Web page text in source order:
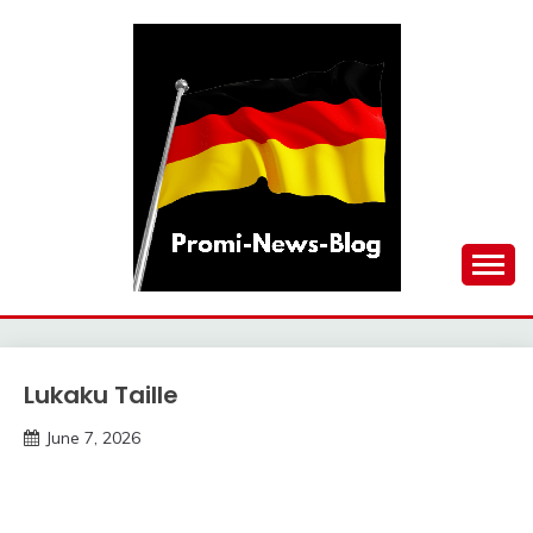
PROMI-NEWS-BLOG
Trends
Lukaku Taille
June 7, 2026